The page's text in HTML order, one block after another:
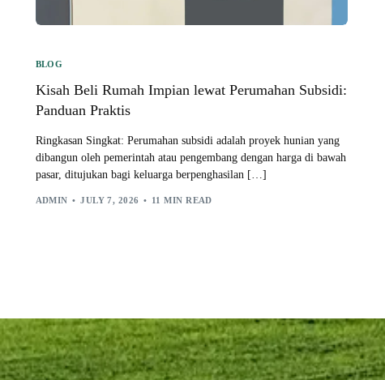
BLOG
Kisah Beli Rumah Impian lewat Perumahan Subsidi:
Panduan Praktis
Ringkasan Singkat: Perumahan subsidi adalah proyek hunian yang
dibangun oleh pemerintah atau pengembang dengan harga di bawah
pasar, ditujukan bagi keluarga berpenghasilan […]
ADMIN JULY 7, 2026 11 MIN READ